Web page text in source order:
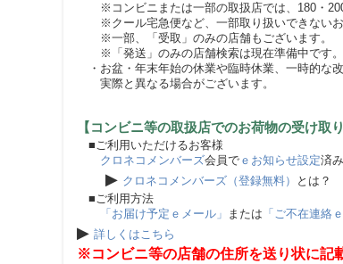
※コンビニまたは一部の取扱店では、180・200
※クール宅急便など、一部取り扱いできないお
※一部、「受取」のみの店舗もございます。
※「発送」のみの店舗検索は現在準備中です。
・お盆・年末年始の休業や臨時休業、一時的な
実際と異なる場合がございます。
【コンビニ等の取扱店でのお荷物の受け取
■ご利用いただけるお客様
クロネコメンバーズ会員で ｅお知らせ設定済
▶ クロネコメンバーズ（登録無料）
とは？
■ご利用方法
「お届け予定ｅメール」 または 「ご不在連絡
▶ 詳しくはこちら
※コンビニ等の店舗の住所を送り状に記